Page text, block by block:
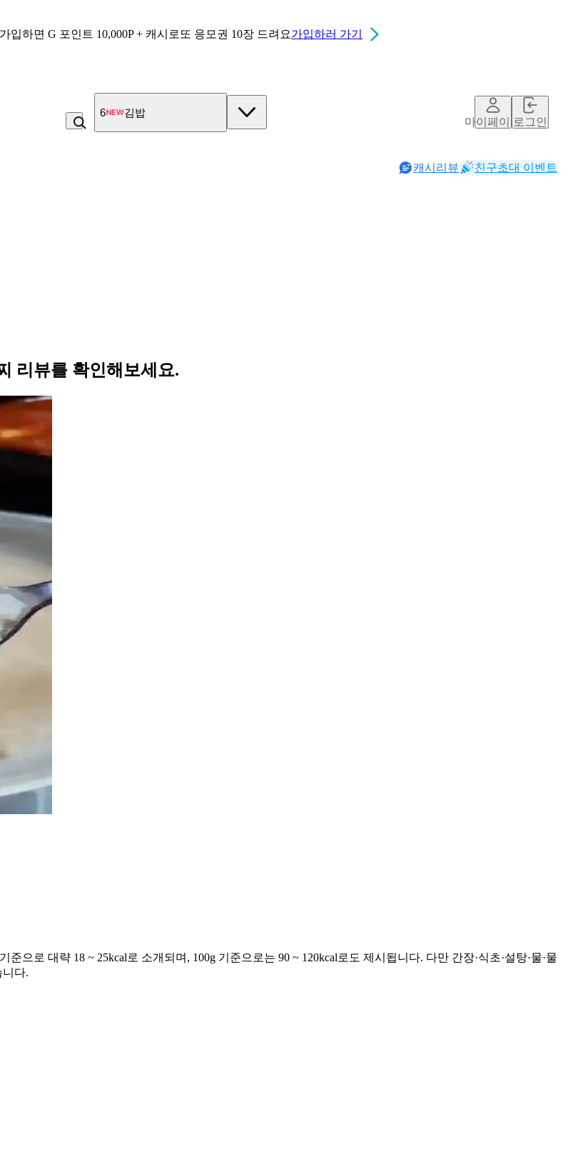
입하면 G 포인트 10,000P + 캐시로또 응모권 10장 드려요가입하러 가기
6 김밥
마이페이지로그인
캐시리뷰 친구초대 이벤트
리뷰를 확인해보세요.
으로 대략 18 ~ 25kcal로 소개되며, 100g 기준으로는 90 ~ 120kcal로도 제시됩니다. 다만 간장·식초·설탕·물·물
니다.